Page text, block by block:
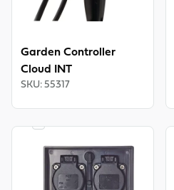
Garden Controller
Cloud INT
SKU: 55317
OASE